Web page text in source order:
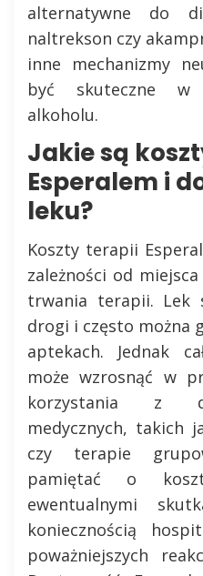
alternatywne do
naltrekson czy
inne mechanizmy
być skuteczne w
alkoholu.
Jakie są
Esperalem i
leku?
Koszty terapii
zależności od
trwania terapii. Lek
drogi i często można
aptekach. Jednak
może wzrosnąć w
korzystania z
medycznych, takich
czy terapie
pamiętać o
ewentualnymi
koniecznością
poważniejszych